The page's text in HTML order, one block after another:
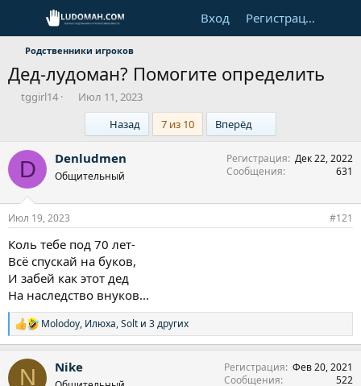
Вход Регистрация
Родственники игроков
Дед-лудоман? Помогите определить
А
р
м
tggirl14
Д
н
ч
а
Июл 11, 2023
Назад 7 из 10 Вперёд
D Denludmen
Общительный
Регистрация Дек 22, 2022
Сообщения
631
Июл 19, 2023 #121
Коль тебе под 70 лет-
Всë спускай на буков,
И забей как этот дед
На наследство внуков...
Р
е
к
Molodoy, Илюха,Solt и 3 других
N Nike Регистрация Фев 20, 2021
Сообщения
522